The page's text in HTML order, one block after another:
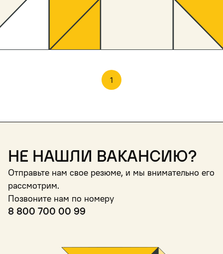
1
Не нашли вакансию?
Отправьте нам свое резюме, и мы внимательно его
рассмотрим.
Позвоните нам по номеру
8 800 700 00 99